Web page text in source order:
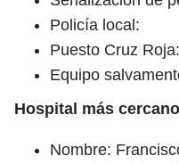
Policía local:
Puesto Cruz
Equipo
Hospital más
Nombre: